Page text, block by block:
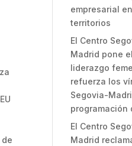
empresarial
territorios
El Centro
Madrid pone
liderazgo
refuerza los
Segovia-
programación
El Centro
Madrid